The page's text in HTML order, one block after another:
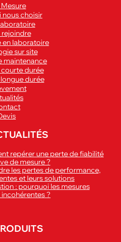
nous choisir
rejoindre
en laboratoire
sur site
maintenance
durée
durée
repérer une perte de fiabilité
de mesure ?
les pertes de performance,
et leurs solutions
: pourquoi les mesures
?